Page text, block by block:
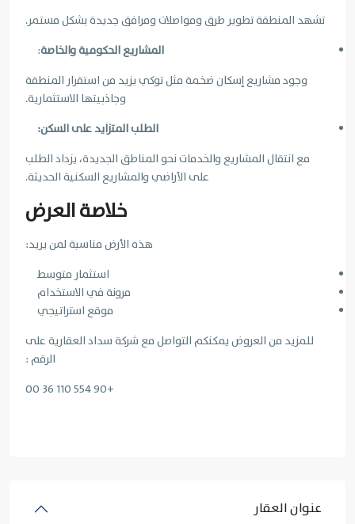
تشهد المنطقة تطوير طرق ومواصلات ومرافق جديدة بشكل مستمر.
المشاريع الحكومية والخاصة:
وجود مشاريع إسكان ضخمة مثل توكي يزيد من استقرار المنطقة
وجاذبيتها الاستثمارية.
الطلب المتزايد على السكن:
مع انتقال المشاريع والخدمات نحو المناطق الجديدة، يزداد الطلب
على الأراضي والمشاريع السكنية الحديثة.
خلاصة العرض
هذه الأرض مناسبة لمن يريد:
استثمار متوسط
مرونة في الاستخدام
موقع استراتيجي
للمزيد من العروض يمكنكم التواصل مع شركة سداد العقارية على
الرقم :
+90 554 110 36 00
عنوان العقار